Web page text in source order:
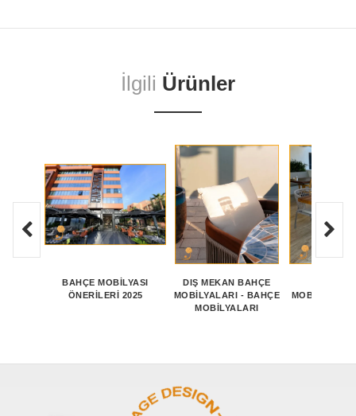
İlgili Ürünler
BAHÇE MOBILYASI
ÖNERILERI 2025
DIŞ MEKAN BAHÇE
MOBILYALARI - BAHÇE
MOBİLYALARI